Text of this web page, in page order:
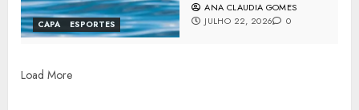
CAPA ESPORTES
ANA CLAUDIA GOMES
JULHO 22, 2026
0
Load More